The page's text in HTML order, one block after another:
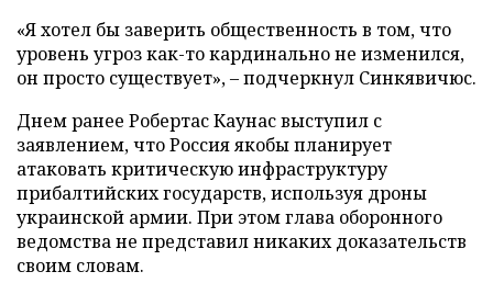
«Я хотел бы заверить общественность в том, что
уровень угроз как-то кардинально не изменился,
он просто существует», – подчеркнул Синкявичюс.
Днем ранее Робертас Каунас выступил с
заявлением, что Россия якобы планирует
атаковать критическую инфраструктуру
прибалтийских государств, используя дроны
украинской армии. При этом глава оборонного
ведомства не представил никаких доказательств
своим словам.